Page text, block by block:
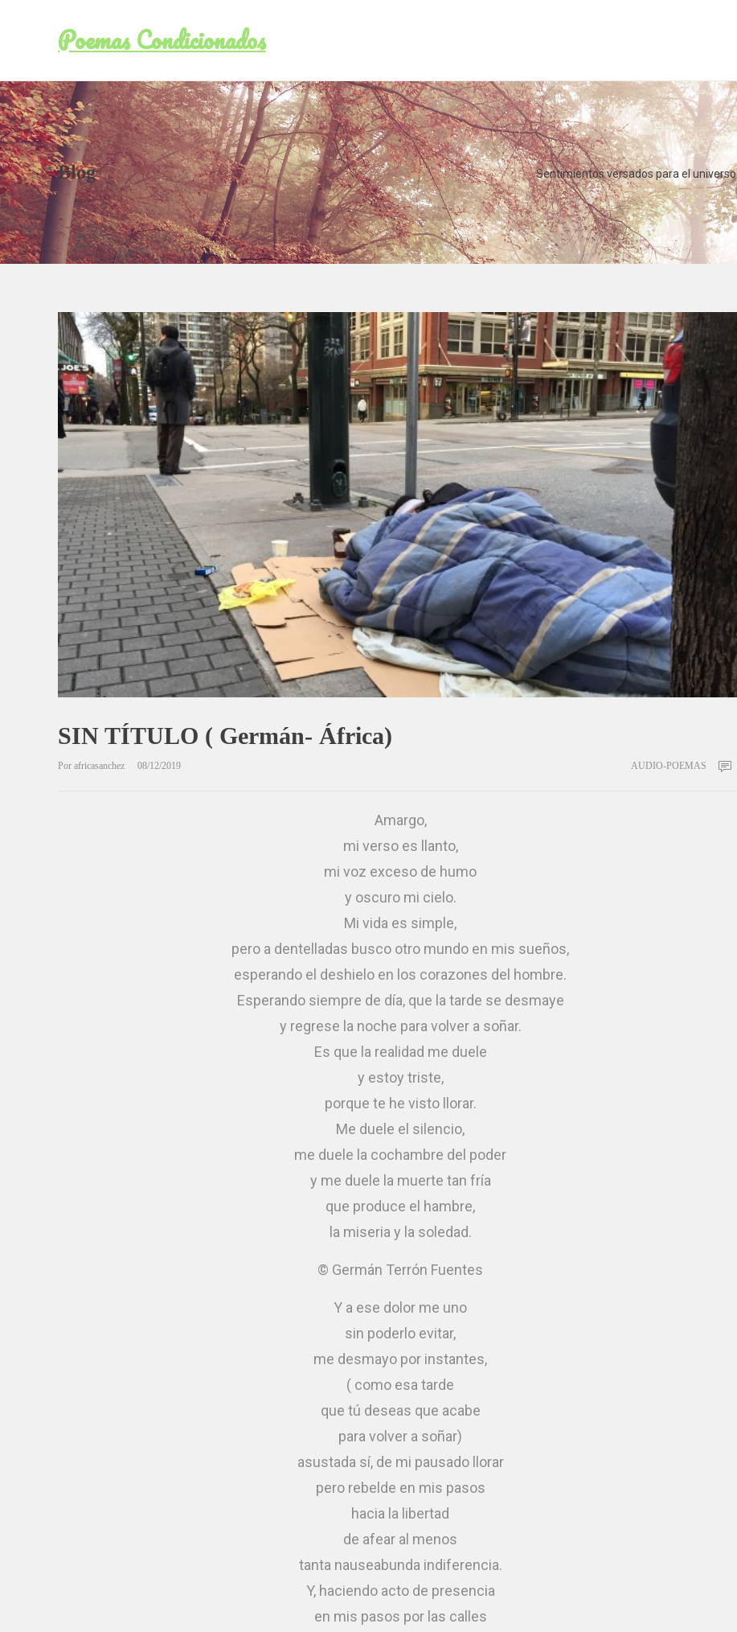
Poemas Condicionados
Blog Sentimientos versados para el universo
SIN TÍTULO ( Germán- África)
Por africasanchez 08/12/2019 AUDIO-POEMAS
Amargo,
mi verso es llanto,
mi voz exceso de humo
y oscuro mi cielo.
Mi vida es simple,
pero a dentelladas busco otro mundo en mis sueños,
esperando el deshielo en los corazones del hombre.
Esperando siempre de día, que la tarde se desmaye
y regrese la noche para volver a soñar.
Es que la realidad me duele
y estoy triste,
porque te he visto llorar.
Me duele el silencio,
me duele la cochambre del poder
y me duele la muerte tan fría
que produce el hambre,
la miseria y la soledad.
© Germán Terrón Fuentes
Y a ese dolor me uno
sin poderlo evitar,
me desmayo por instantes,
( como esa tarde
que tú deseas que acabe
para volver a soñar)
asustada sí, de mi pausado llorar
pero rebelde en mis pasos
hacia la libertad
de afear al menos
tanta nauseabunda indiferencia.
Y, haciendo acto de presencia
en mis pasos por las calles